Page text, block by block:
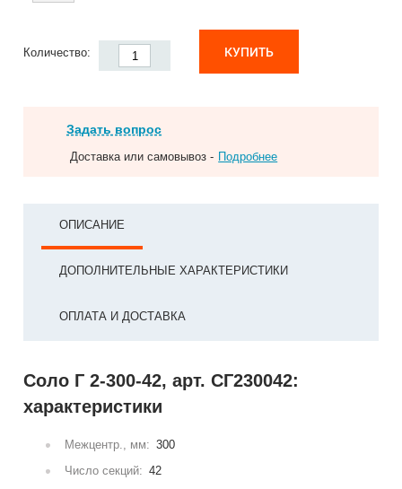
Количество: КУПИТЬ
Задать вопрос
Доставка или самовывоз - Подробнее
ОПИСАНИЕ
ДОПОЛНИТЕЛЬНЫЕ ХАРАКТЕРИСТИКИ
ОПЛАТА И ДОСТАВКА
Соло Г 2-300-42, арт. СГ230042:
характеристики
Межцентр., мм: 300
Число секций: 42